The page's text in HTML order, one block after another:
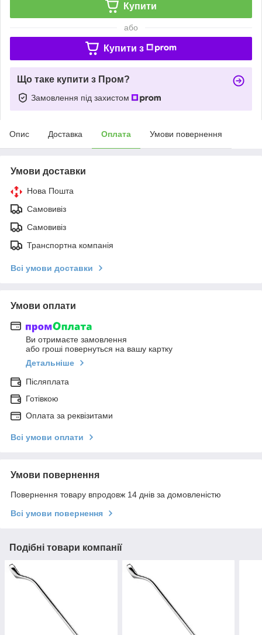
Купити
або
Купити з
Що таке купити з Пром?
Замовлення під захистом
Опис Доставка Оплата Умови повернення
Умови доставки
Нова Пошта
Самовивіз
Самовивіз
Транспортна компанія
Всі умови доставки
Умови оплати
Ви отримаєте замовлення
або гроші повернуться на вашу картку
Детальніше
Післяплата
Готівкою
Оплата за реквізитами
Всі умови оплати
Умови повернення
Повернення товару впродовж 14 днів за домовленістю
Всі умови повернення
Подібні товари компанії